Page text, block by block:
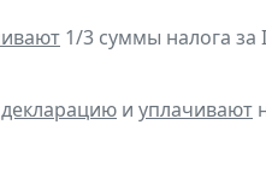
1/3 суммы налога за
и уплачивают